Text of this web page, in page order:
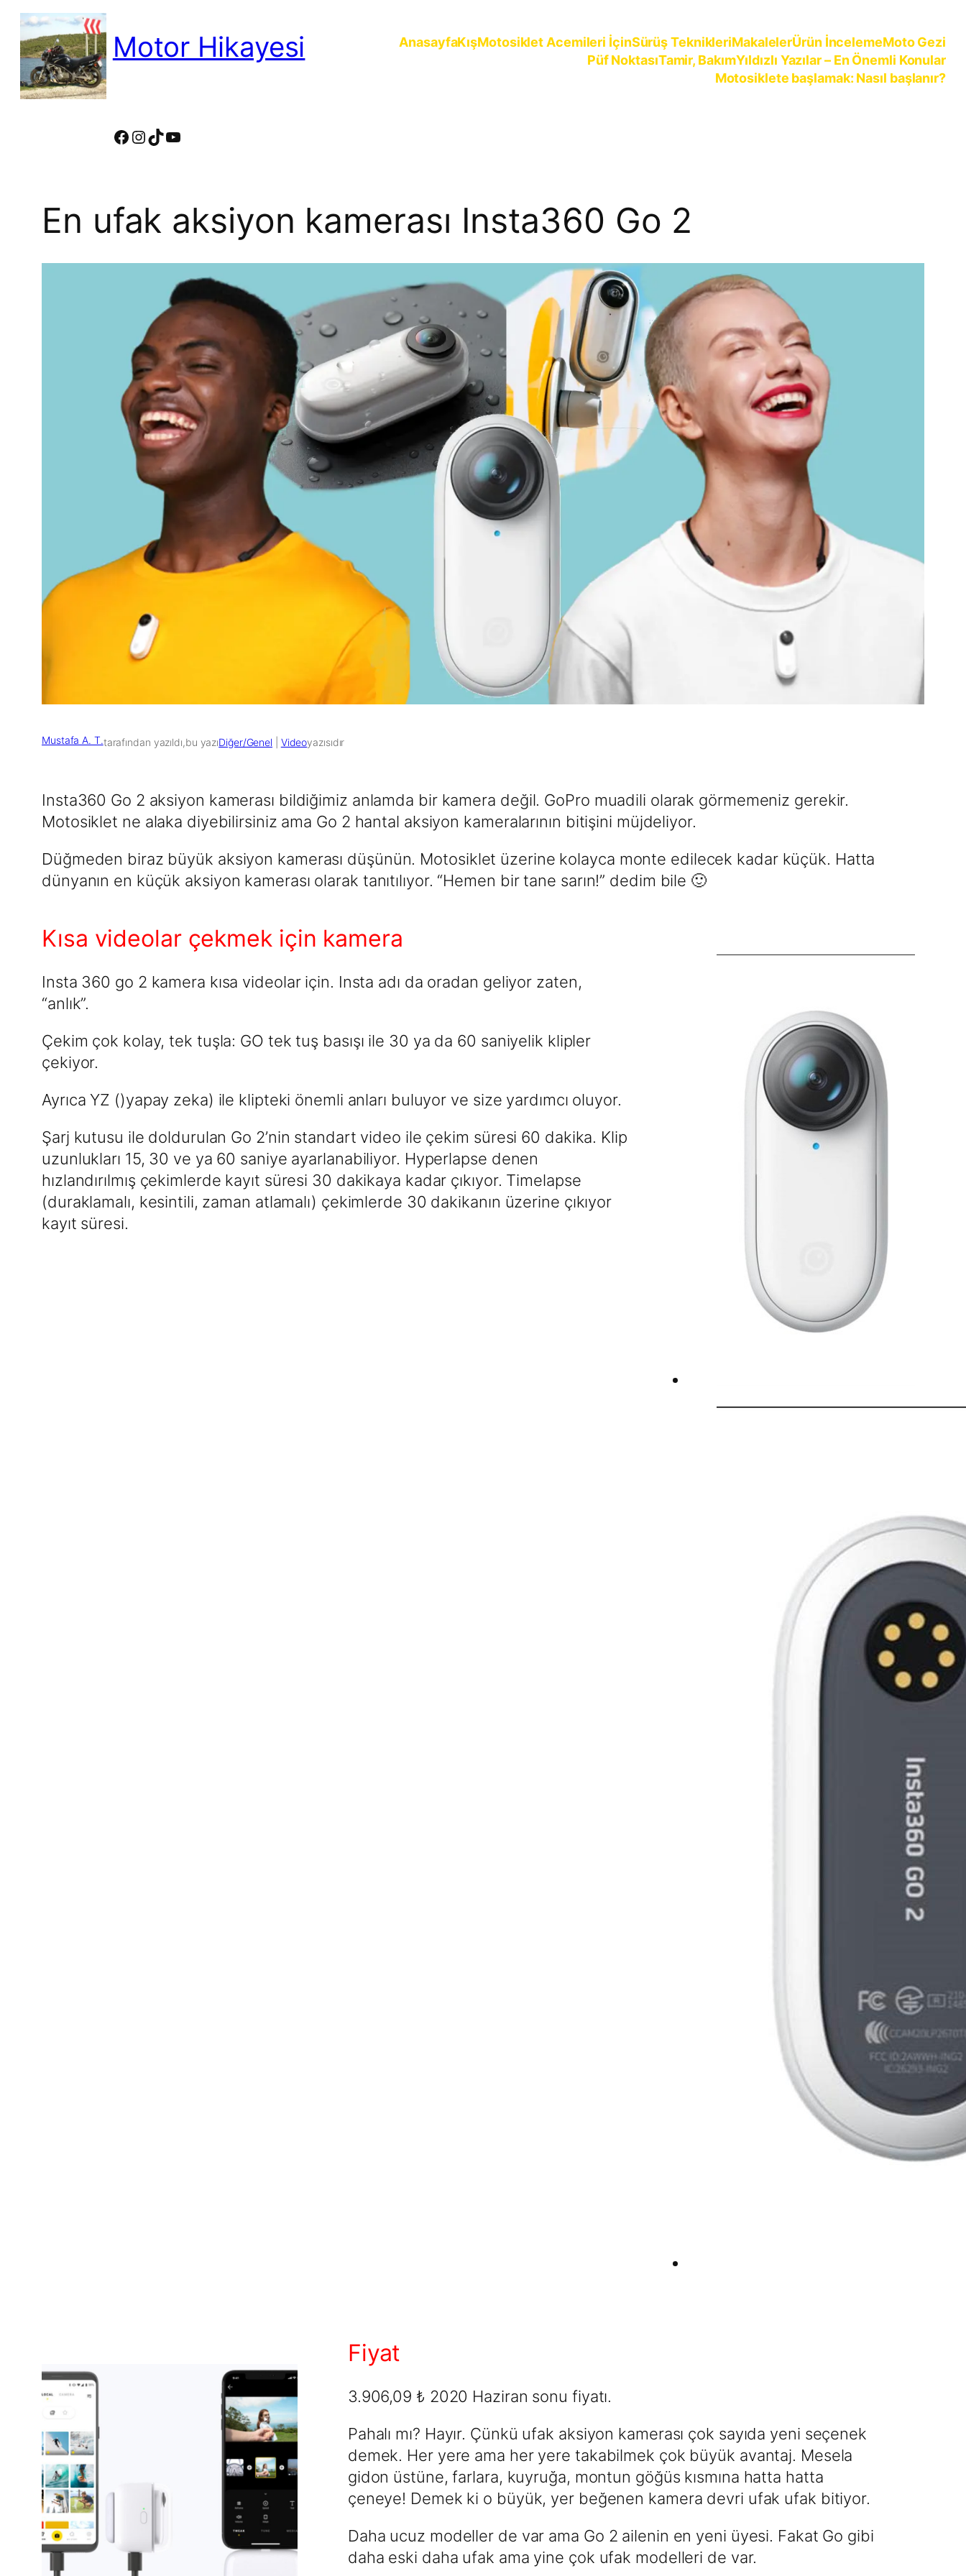
İçeriğe
geç
Motor Hikayesi
Facebook InstagramTikTok YouTube
AnasayfaKışMotosiklet Acemileri İçinSürüş TeknikleriMakalelerÜrün İncelemeMoto Gezi
Püf NoktasıTamir, BakımYıldızlı Yazılar – En Önemli Konular
Motosiklete başlamak: Nasıl başlanır?
En ufak aksiyon kamerası Insta360 Go 2
Mustafa A. T.tarafından yazıldı,bu yazıDiğer/Genel Videoyazısıdır
Insta360 Go 2 aksiyon kamerası bildiğimiz anlamda bir kamera değil. GoPro muadili olarak görmemeniz gerekir.
Motosiklet ne alaka diyebilirsiniz ama Go 2 hantal aksiyon kameralarının bitişini müjdeliyor.
Düğmeden biraz büyük aksiyon kamerası düşünün. Motosiklet üzerine kolayca monte edilecek kadar küçük. Hatta
dünyanın en küçük aksiyon kamerası olarak tanıtılıyor. “Hemen bir tane sarın!” dedim bile 🙂
Kısa videolar çekmek için kamera
Insta 360 go 2 kamera kısa videolar için. Insta adı da oradan geliyor zaten,
“anlık”.
Çekim çok kolay, tek tuşla: GO tek tuş basışı ile 30 ya da 60 saniyelik klipler
çekiyor.
Ayrıca YZ ()yapay zeka) ile klipteki önemli anları buluyor ve size yardımcı oluyor.
Şarj kutusu ile doldurulan Go 2’nin standart video ile çekim süresi 60 dakika. Klip
uzunlukları 15, 30 ve ya 60 saniye ayarlanabiliyor. Hyperlapse denen
hızlandırılmış çekimlerde kayıt süresi 30 dakikaya kadar çıkıyor. Timelapse
(duraklamalı, kesintili, zaman atlamalı) çekimlerde 30 dakikanın üzerine çıkıyor
kayıt süresi.
Fiyat
3.906,09 ₺ 2020 Haziran sonu fiyatı.
Pahalı mı? Hayır. Çünkü ufak aksiyon kamerası çok sayıda yeni seçenek
demek. Her yere ama her yere takabilmek çok büyük avantaj. Mesela
gidon üstüne, farlara, kuyruğa, montun göğüs kısmına hatta hatta
çeneye! Demek ki o büyük, yer beğenen kamera devri ufak ufak bitiyor.
Daha ucuz modeller de var ama Go 2 ailenin en yeni üyesi. Fakat Go gibi
daha eski daha ufak ama yine çok ufak modelleri de var.